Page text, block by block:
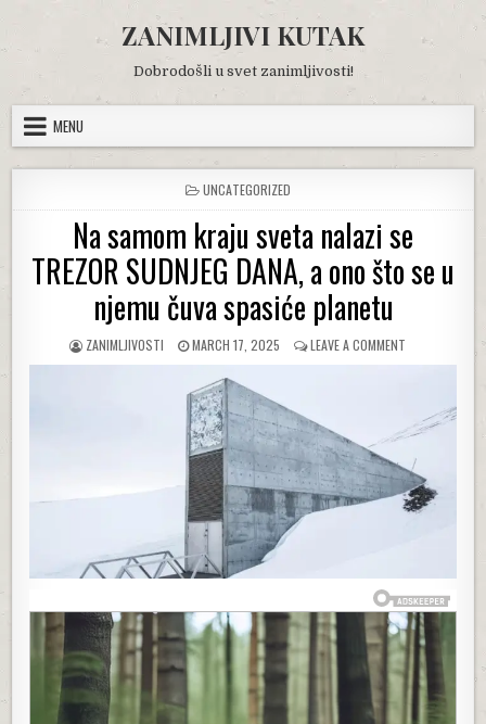
content
ZANIMLJIVI KUTAK
Dobrodošli u svet zanimljivosti!
MENU
POSTED
IN
UNCATEGORIZED
Na samom kraju sveta nalazi se
TREZOR SUDNJEG DANA, a ono što se u
njemu čuva spasiće planetu
AUTHOR:
ZANIMLJIVOSTI
PUBLISHED
DATE:
MARCH 17, 2025 LEAVE A COMMENT
NA
SVETA
NALAZI
SE
TREZOR
SUDNJEG
DANA,
SE
U
NJEMU
ČUVA
SPASIĆE
PLANETU